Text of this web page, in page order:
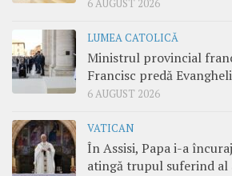
6 AUGUST 2026
LUMEA CATOLICĂ
Ministrul provincial
Francisc predă
6 AUGUST 2026
VATICAN
În Assisi, Papa i-a
atingă trupul suferind al